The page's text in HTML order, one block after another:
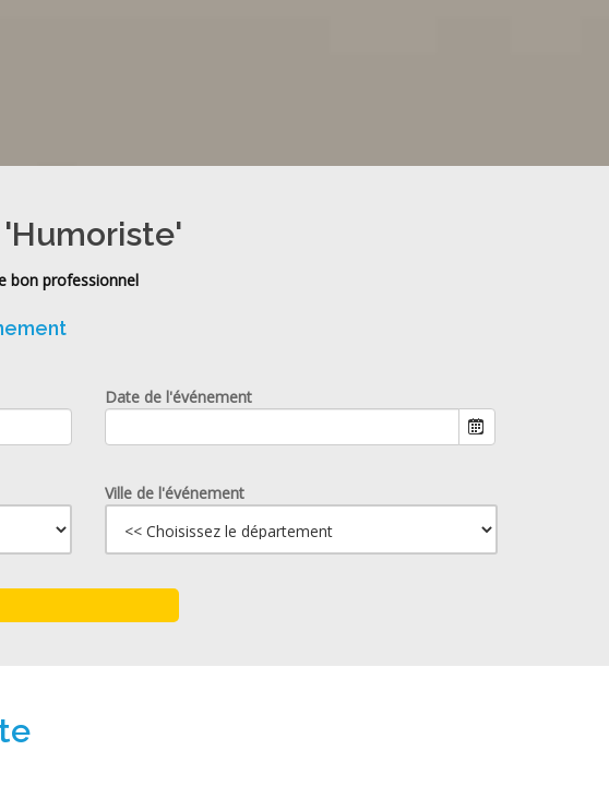
'Humoriste'
bon professionnel
Date de l'événement
Ville de l'événement